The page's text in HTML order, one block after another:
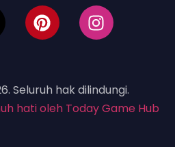
Seluruh hak dilindungi.
hati oleh Today Game Hub